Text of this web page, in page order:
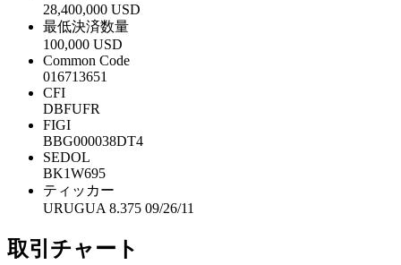
28,400,000 USD
最低決済数量
100,000 USD
Common Code
016713651
CFI
DBFUFR
FIGI
BBG000038DT4
SEDOL
BK1W695
ティッカー
URUGUA 8.375 09/26/11
取引チャート